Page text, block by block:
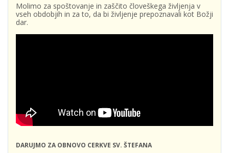
Molimo za spoštovanje in zaščito človeškega življenja v
vseh obdobjih in za to, da bi življenje prepoznavali kot Božji
dar.
DARUJMO ZA OBNOVO CERKVE SV. ŠTEFANA